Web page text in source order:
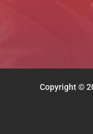
Copyright ©